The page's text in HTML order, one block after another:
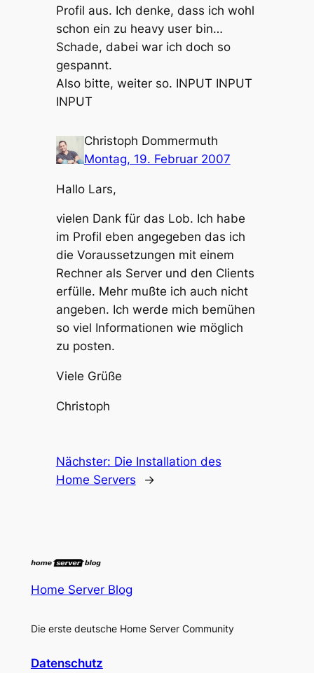
Profil aus. Ich denke, dass ich wohl
schon ein zu heavy user bin…
Schade, dabei war ich doch so
gespannt.
Also bitte, weiter so. INPUT INPUT
INPUT
Christoph Dommermuth
Montag, 19. Februar 2007
Hallo Lars,
vielen Dank für das Lob. Ich habe
im Profil eben angegeben das ich
die Voraussetzungen mit einem
Rechner als Server und den Clients
erfülle. Mehr mußte ich auch nicht
angeben. Ich werde mich bemühen
so viel Informationen wie möglich
zu posten.
Viele Grüße
Christoph
Nächster: Die Installation des
Home Servers
→
Home Server Blog
Die erste deutsche Home Server Community
Datenschutz